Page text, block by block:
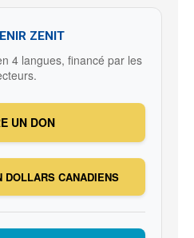
ZENIT
4 langues, financé par les
UN DON
DOLLARS CANADIENS